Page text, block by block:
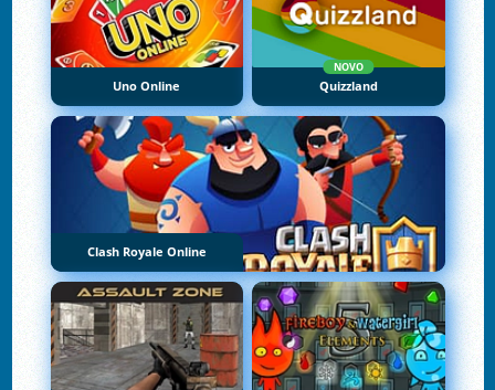
Uno Online
NOVO
Quizzland
Clash Royale Online